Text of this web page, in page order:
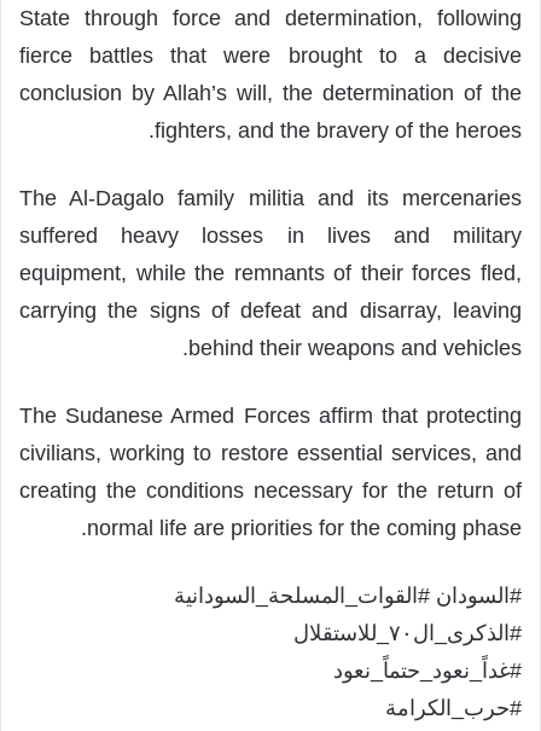
State through force and determination, following
fierce battles that were brought to a decisive
conclusion by Allah’s will, the determination of the
fighters, and the bravery of the heroes.
The Al-Dagalo family militia and its mercenaries
suffered heavy losses in lives and military
equipment, while the remnants of their forces fled,
carrying the signs of defeat and disarray, leaving
behind their weapons and vehicles.
The Sudanese Armed Forces affirm that protecting
civilians, working to restore essential services, and
creating the conditions necessary for the return of
normal life are priorities for the coming phase.
#السودان #القوات_المسلحة_السودانية
#الذكرى_ال٧٠_للاستقلال
#غداً_نعود_حتماً_نعود
#حرب_الكرامة